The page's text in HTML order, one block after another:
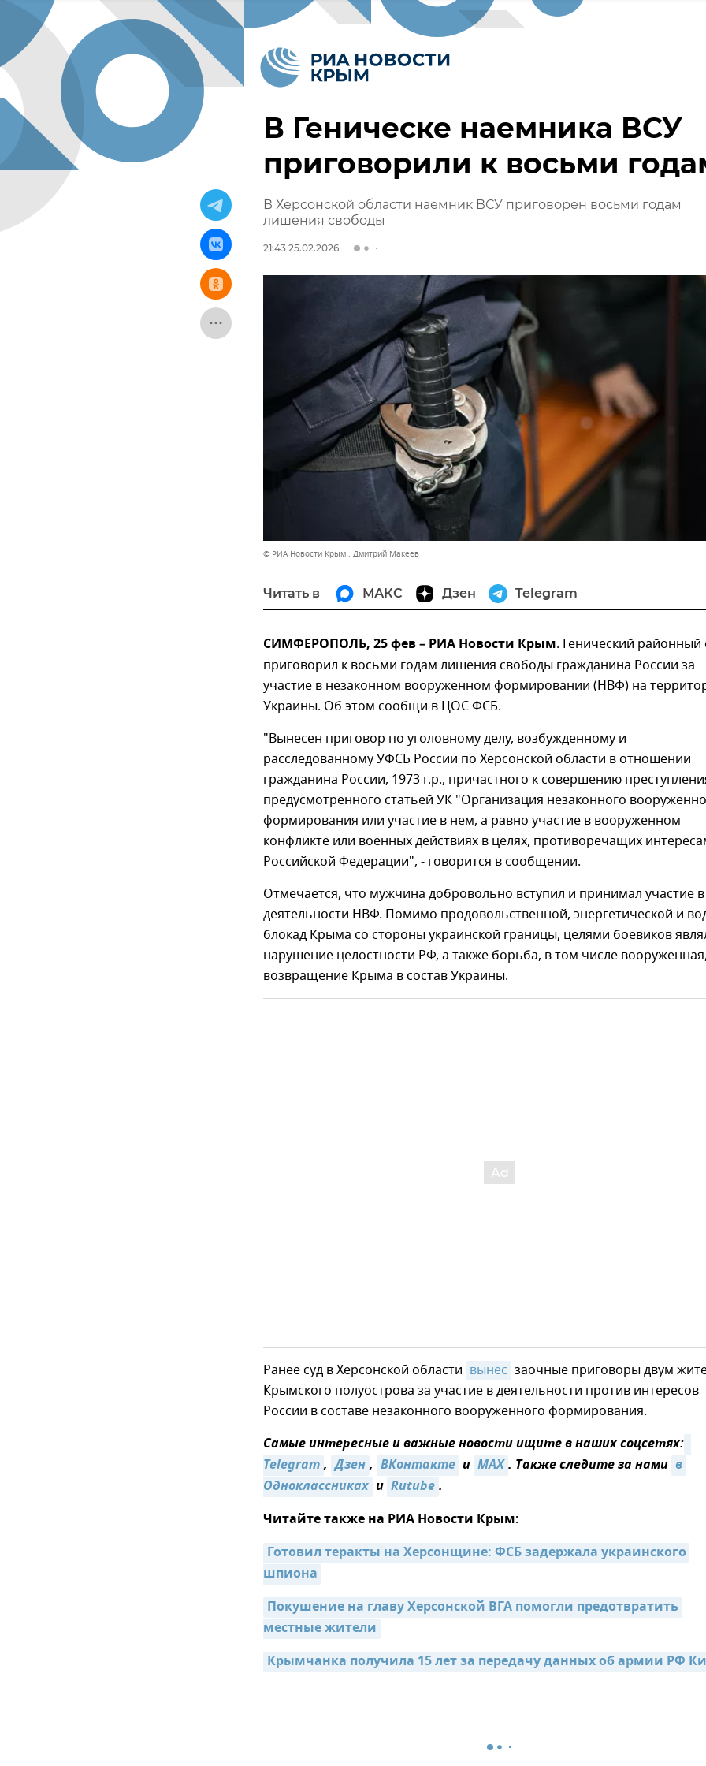
В Геническе наемника ВСУ
приговорили к восьми
В Херсонской области наемник ВСУ приговорен восьми годам
лишения свободы
21:43 25.02.2026
© РИА Новости Крым . Дмитрий Макеев
Читать в МАКС Дзен Telegram
СИМФЕРОПОЛЬ, 25 фев – РИА Новости Крым. Генический районный
приговорил к восьми годам лишения свободы гражданина России за
участие в незаконном вооруженном формировании (НВФ) на
Украины. Об этом сообщи в ЦОС ФСБ.
"Вынесен приговор по уголовному делу, возбужденному и
расследованному УФСБ России по Херсонской области в отношении
гражданина России, 1973 г.р., причастного к совершению
предусмотренного статьей УК "Организация незаконного
формирования или участие в нем, а равно участие в вооруженном
конфликте или военных действиях в целях, противоречащих
Российской Федерации", - говорится в сообщении.
Отмечается, что мужчина добровольно вступил и принимал участие в
деятельности НВФ. Помимо продовольственной, энергетической и
блокад Крыма со стороны украинской границы, целями боевиков
нарушение целостности РФ, а также борьба, в том числе
возвращение Крыма в состав Украины.
Ранее суд в Херсонской области вынес заочные приговоры двум
Крымского полуострова за участие в деятельности против интересов
России в составе незаконного вооруженного формирования.
Самые интересные и важные новости ищите в наших соцсетях:
Telegram, Дзен, ВКонтакте и MAX. Также следите за нами в
Одноклассниках и Rutube.
Читайте также на РИА Новости Крым:
Готовил теракты на Херсонщине: ФСБ задержала украинского
шпиона
Покушение на главу Херсонской ВГА помогли предотвратить
местные жители
Крымчанка получила 15 лет за передачу данных об армии РФ